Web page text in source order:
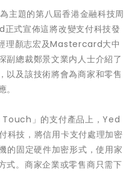
主題的第八屆香港金融科技周
式宣佈這將改變支付科技發
理顏志宏及Mastercard大中
副總裁鄭景文業内人士介紹了
以及該技術將會為商家和零售
」的支付產品上，Yed
技，將信用卡支付處理加密
的固定硬件加密形式，使用家
式。商家企業或零售商只需下